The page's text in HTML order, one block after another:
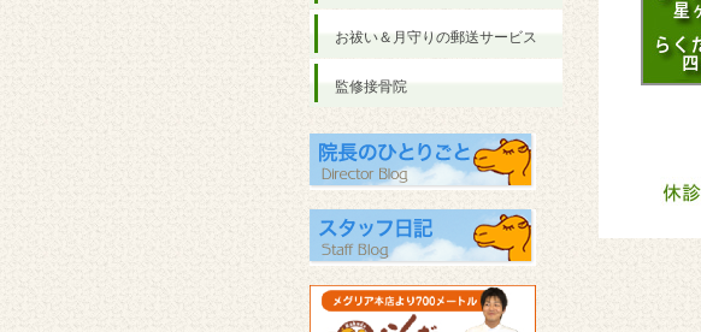
お祓い＆月守りの郵送サービス
監修接骨院